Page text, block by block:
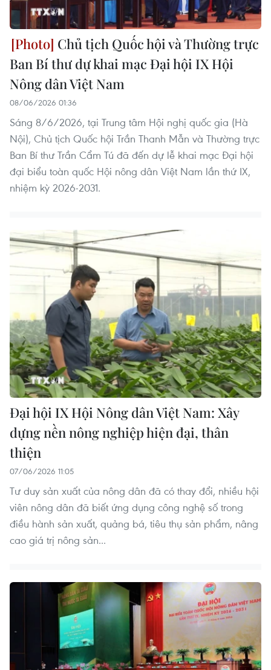
Chủ tịch Quốc hội và Thường trực
Ban Bí thư dự khai mạc Đại hội IX Hội
Nông dân Việt Nam
08/06/2026 01:36
Sáng 8/6/2026, tại Trung tâm Hội nghị quốc gia (Hà
Nội), Chủ tịch Quốc hội Trần Thanh Mẫn và Thường trực
Ban Bí thư Trần Cẩm Tú đã đến dự lễ khai mạc Đại hội
đại biểu toàn quốc Hội nông dân Việt Nam lần thứ IX,
nhiệm kỳ 2026-2031.
Đại hội IX Hội Nông dân Việt Nam: Xây
dựng nền nông nghiệp hiện đại, thân
thiện
07/06/2026 11:05
Tư duy sản xuất của nông dân đã có thay đổi, nhiều hội
viên nông dân đã biết ứng dụng công nghệ số trong
điều hành sản xuất, quảng bá, tiêu thụ sản phẩm, nâng
cao giá trị nông sản...